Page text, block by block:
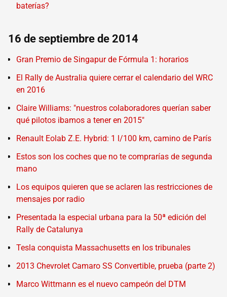
baterías?
16 de septiembre de 2014
Gran Premio de Singapur de Fórmula 1: horarios
El Rally de Australia quiere cerrar el calendario del WRC
en 2016
Claire Williams: "nuestros colaboradores querían saber
qué pilotos ibamos a tener en 2015"
Renault Eolab Z.E. Hybrid: 1 l/100 km, camino de París
Estos son los coches que no te comprarías de segunda
mano
Los equipos quieren que se aclaren las restricciones de
mensajes por radio
Presentada la especial urbana para la 50ª edición del
Rally de Catalunya
Tesla conquista Massachusetts en los tribunales
2013 Chevrolet Camaro SS Convertible, prueba (parte 2)
Marco Wittmann es el nuevo campeón del DTM